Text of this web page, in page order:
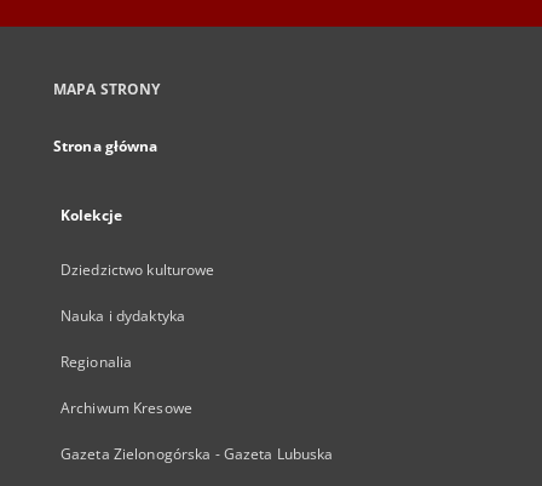
MAPA STRONY
Strona główna
Kolekcje
Dziedzictwo kulturowe
Nauka i dydaktyka
Regionalia
Archiwum Kresowe
Gazeta Zielonogórska - Gazeta Lubuska